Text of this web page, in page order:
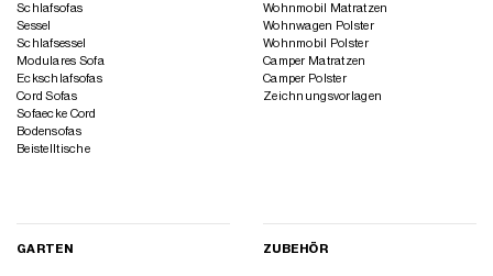
Schlafsofas
Sessel
Schlafsessel
Modulares Sofa
Eckschlafsofas
Cord Sofas
Sofaecke Cord
Bodensofas
Beistelltische
Wohnmobil Matratzen
Wohnwagen Polster
Wohnmobil Polster
Camper Matratzen
Camper Polster
Zeichnungsvorlagen
GARTEN ZUBEHÖR